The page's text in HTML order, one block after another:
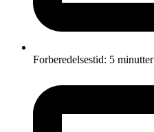
Forberedelsestid: 5 minutter